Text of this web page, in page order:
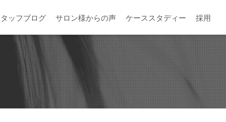
ッフブログ サロン様からの声 ケーススタディー 採用